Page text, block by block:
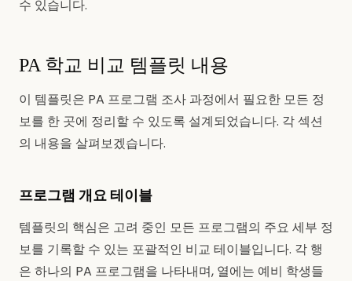
수 있습니다.
PA 학교 비교 템플릿 내용
이 템플릿은 PA 프로그램 조사 과정에서 필요한 모든 정
보를 한 곳에 정리할 수 있도록 설계되었습니다. 각 섹션
의 내용을 살펴보겠습니다.
프로그램 개요 테이블
템플릿의 핵심은 고려 중인 모든 프로그램의 주요 세부 정
보를 기록할 수 있는 포괄적인 비교 테이블입니다. 각 행
은 하나의 PA 프로그램을 나타내며, 열에는 예비 학생들